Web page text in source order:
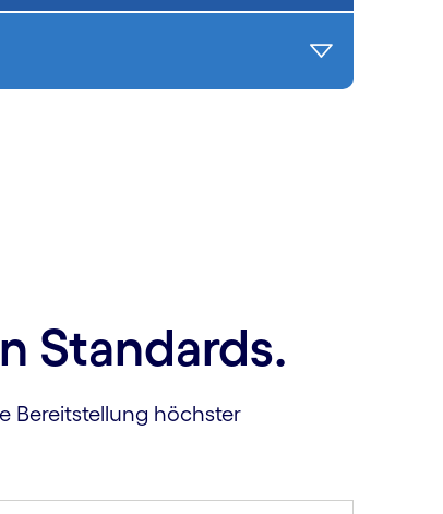
Standards.
Bereitstellung höchster